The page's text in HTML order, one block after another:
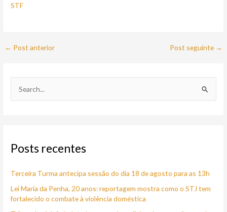
STF
← Post anterior Post seguinte →
u
s
a
r
Posts recentes
Terceira Turma antecipa sessão do dia 18 de agosto para as 13h
Lei Maria da Penha, 20 anos: reportagem mostra como o STJ tem
fortalecido o combate à violência doméstica